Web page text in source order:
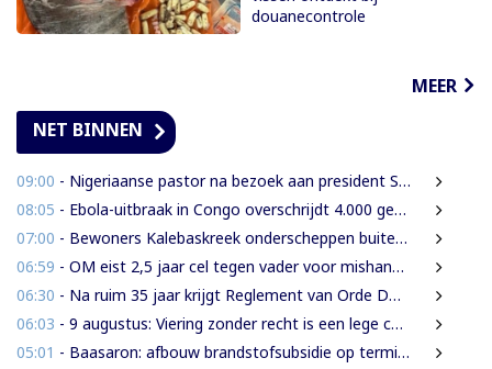
douanecontrole
MEER
NET BINNEN
09:00 - Nigeriaanse pastor na bezoek aan president Simons: ‘Toename van rijkdom in Suriname’
08:05 - Ebola-uitbraak in Congo overschrijdt 4.000 gevallen
07:00 - Bewoners Kalebaskreek onderscheppen buitenlanders met illegaal geweer en communicatieapparatuur
06:59 - OM eist 2,5 jaar cel tegen vader voor mishandeling en verwaarlozing van gezin
06:30 - Na ruim 35 jaar krijgt Reglement van Orde DNA grondige herziening
06:03 - 9 augustus: Viering zonder recht is een lege ceremonie
05:01 - Baasaron: afbouw brandstofsubsidie op termijn onvermijdelijk